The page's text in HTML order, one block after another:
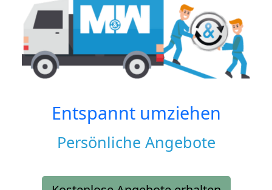
Entspannt umziehen
Persönliche Angebote